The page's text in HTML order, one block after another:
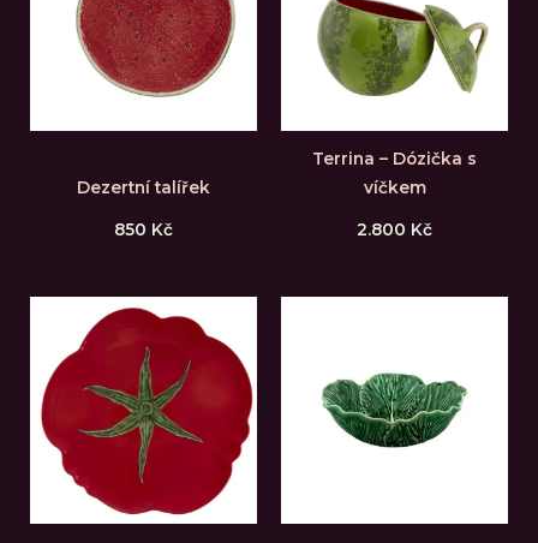
Dezertní talířek
850 Kč
Terrina – Dózička s
víčkem
2.800 Kč